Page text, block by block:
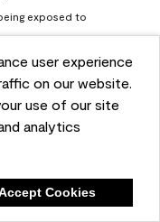
user experience
on our website.
use of our site
analytics
Cookies
exposed to
check it out here:
interior-exterior-
bath-and-spa-